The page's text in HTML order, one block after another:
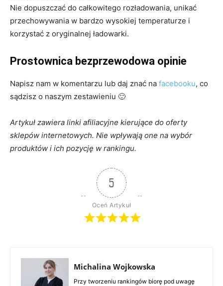
Nie dopuszczać do całkowitego rozładowania, unikać
przechowywania w bardzo wysokiej temperaturze i
korzystać z oryginalnej ładowarki.
Prostownica bezprzewodowa opinie
Napisz nam w komentarzu lub daj znać na facebooku, co
sądzisz o naszym zestawieniu 🙂
Artykuł zawiera linki afiliacyjne kierujące do oferty
sklepów internetowych. Nie wpływają one na wybór
produktów i ich pozycję w rankingu.
5
Oceń Artykuł
Michalina Wojkowska
Przy tworzeniu rankingów biorę pod uwagę